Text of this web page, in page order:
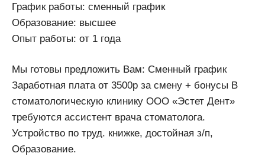
График работы: сменный график
Образование: высшее
Опыт работы: от 1 года
Мы готовы предложить Вам: Сменный график
Заработная плата от 3500р за смену + бонусы В
стоматологическую клинику ООО «Эстет Дент»
требуются ассистент врача стоматолога.
Устройство по труд. книжке, достойная з/п,
Образование.